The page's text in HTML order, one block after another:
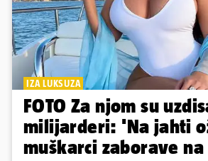
IZA LUKSUZA
FOTO Za njom su
milijarderi: 'Na jahti
muškarci zaborave